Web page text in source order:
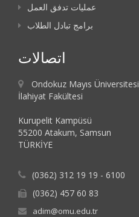
عمليات تدفق العمل
برامج تبادل الطلاب
اتصالات
Ondokuz Mayıs Üniversitesi
İlahiyat Fakültesi
Kurupelit Kampüsü
55200 Atakum, Samsun
TÜRKİYE
(0362) 312 19 19 - 6100
(0362) 457 60 83
adim@omu.edu.tr